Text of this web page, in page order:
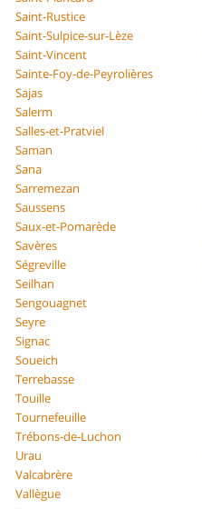
Saint-Rustice
Saint-Sulpice-sur-Lèze
Saint-Vincent
Sainte-Foy-de-Peyrolières
Sajas
Salerm
Salles-et-Pratviel
Saman
Sana
Sarremezan
Saussens
Saux-et-Pomarède
Savères
Ségreville
Seilhan
Sengouagnet
Seyre
Signac
Soueich
Terrebasse
Touille
Tournefeuille
Trébons-de-Luchon
Urau
Valcabrère
Vallègue